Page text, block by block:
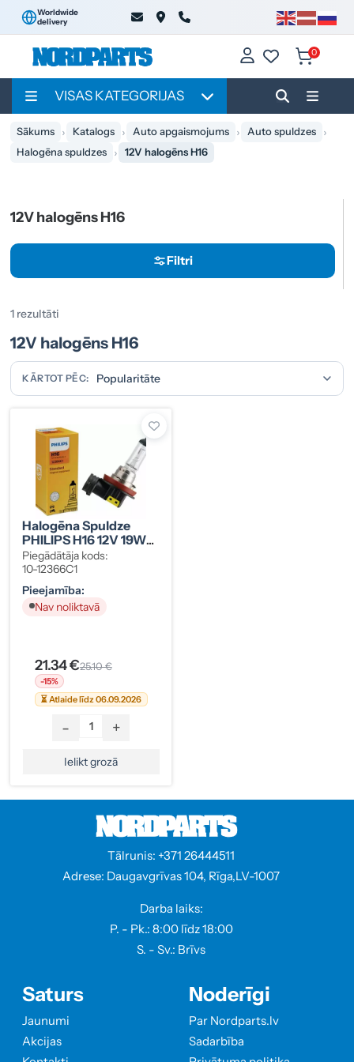
Worldwide
delivery
0
VISAS KATEGORIJAS
Sākums Katalogs Auto apgaismojums
Auto spuldzes
Halogēna spuldzes
12V halogēns H16
12V halogēns H16
Filtri
1 rezultāti
12V halogēns H16
KĀRTOT PĒC:
Halogēna Spuldze
PHILIPS H16 12V 19W
PGJ19-3
Piegādātāja kods:
10-12366C1
Pieejamība:
Nav noliktavā
21.34 €25.10 €
-15%
⏳ Atlaide līdz 06.09.2026
- +
Ielikt grozā
Tālrunis: +371 26444511
Adrese: Daugavgrīvas 104, Rīga,LV-1007
Darba laiks:
P. - Pk.: 8:00 līdz 18:00
S. - Sv.: Brīvs
Saturs
Jaunumi
Akcijas
Noderīgi
Par Nordparts.lv
Sadarbība